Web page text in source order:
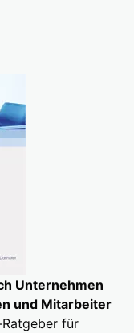
Unternehmen
und Mitarbeiter
für